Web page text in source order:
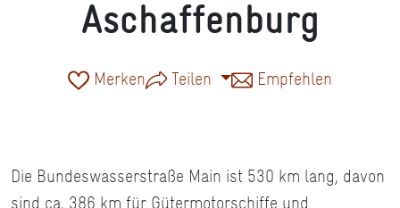
Aschaffenburg
Merken Teilen Empfehlen
Die Bundeswasserstraße Main ist 530 km lang, davon
sind ca. 386 km für Gütermotorschiffe und